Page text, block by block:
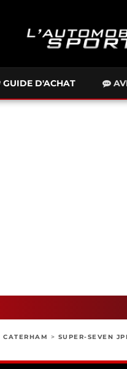
GUIDE D'ACHAT
CATERHAM > SUPER-SEVEN